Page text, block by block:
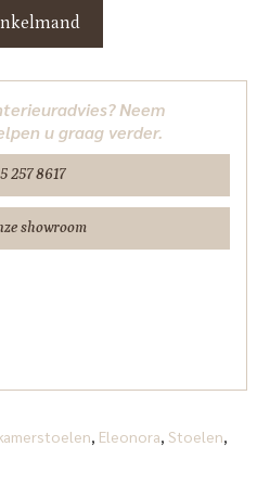
Neem
u graag verder.
257 8617
showroom
, Eleonora, Stoelen,